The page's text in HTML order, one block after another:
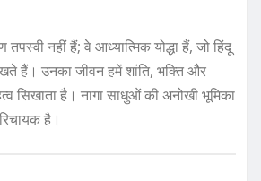
नहीं हैं; वे आध्यात्मिक योद्धा हैं, जो हिंदू
हैं। उनका जीवन हमें शांति, भक्ति और
सिखाता है। नागा साधुओं की अनोखी भूमिका
है।